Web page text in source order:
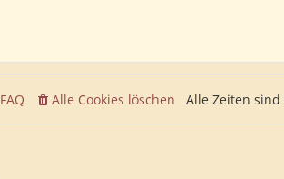
Alle Zeiten sind
Alle Cookies löschen
FAQ